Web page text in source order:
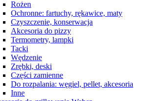
Rożen
Ochronne: fartuchy, rękawice, maty
Czyszczenie, konserwacja
Akcesoria do pizzy
Termometry, lampki
Tacki
Wędzenie
Zrębki, deski
Części zamienne
Do rozpalania: węgiel, pellet, akcesoria
Inne